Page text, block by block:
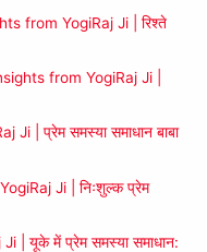
from YogiRaj Ji | रिश्ते
from YogiRaj Ji |
| प्रेम समस्या समाधान बाबा
Ji | निःशुल्क प्रेम
| यूके में प्रेम समस्या समाधान: